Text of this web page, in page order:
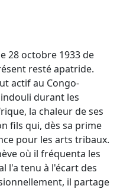
28 octobre 1933 de
resté apatride.
actif au Congo-
durant les
la chaleur de ses
fils qui, dès sa prime
pour les arts tribaux.
où il fréquenta les
l'a tenu à l'écart des
il partage